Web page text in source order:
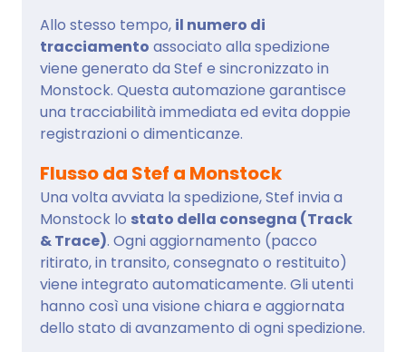
Allo stesso tempo, il numero di
tracciamento associato alla spedizione
viene generato da Stef e sincronizzato in
Monstock. Questa automazione garantisce
una tracciabilità immediata ed evita doppie
registrazioni o dimenticanze.
Flusso da Stef a Monstock
Una volta avviata la spedizione, Stef invia a
Monstock lo stato della consegna (Track
& Trace). Ogni aggiornamento (pacco
ritirato, in transito, consegnato o restituito)
viene integrato automaticamente. Gli utenti
hanno così una visione chiara e aggiornata
dello stato di avanzamento di ogni spedizione.